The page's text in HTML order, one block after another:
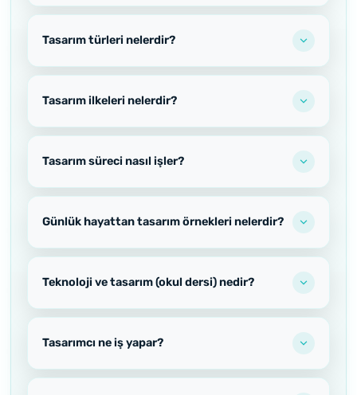
Tasarım türleri nelerdir?
Tasarım ilkeleri nelerdir?
Tasarım süreci nasıl işler?
Günlük hayattan tasarım örnekleri nelerdir?
Teknoloji ve tasarım (okul dersi) nedir?
Tasarımcı ne iş yapar?